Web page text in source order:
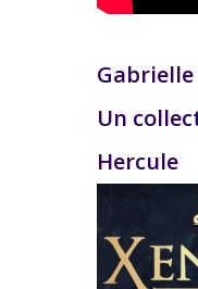
Un
Hercule